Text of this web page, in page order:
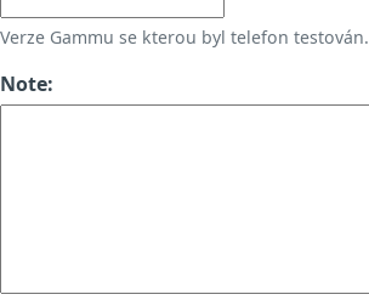
Verze Gammu se kterou byl telefon testován.
Note: